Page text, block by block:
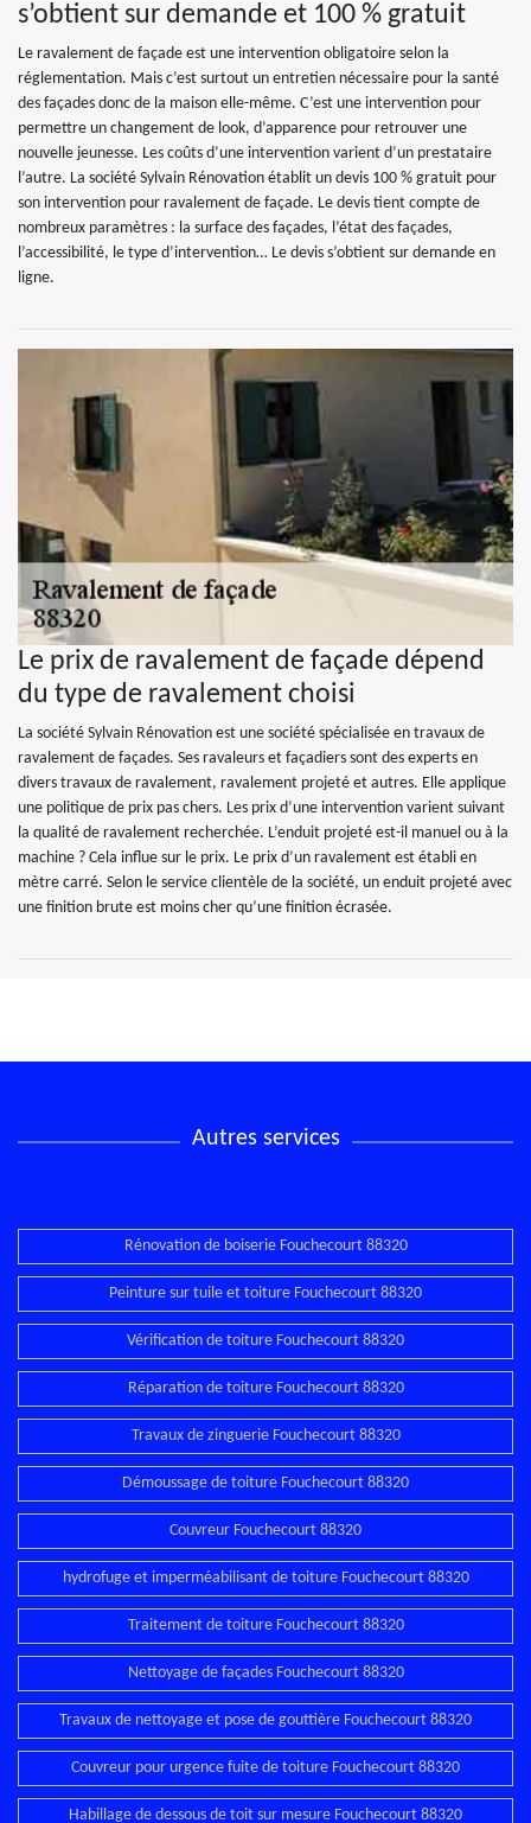
s’obtient sur demande et 100 % gratuit
Le ravalement de façade est une intervention obligatoire selon la
réglementation. Mais c’est surtout un entretien nécessaire pour la santé
des façades donc de la maison elle-même. C’est une intervention pour
permettre un changement de look, d’apparence pour retrouver une
nouvelle jeunesse. Les coûts d’une intervention varient d’un prestataire
l’autre. La société Sylvain Rénovation établit un devis 100 % gratuit pour
son intervention pour ravalement de façade. Le devis tient compte de
nombreux paramètres : la surface des façades, l’état des façades,
l’accessibilité, le type d’intervention… Le devis s’obtient sur demande en
ligne.
Le prix de ravalement de façade dépend
du type de ravalement choisi
La société Sylvain Rénovation est une société spécialisée en travaux de
ravalement de façades. Ses ravaleurs et façadiers sont des experts en
divers travaux de ravalement, ravalement projeté et autres. Elle applique
une politique de prix pas chers. Les prix d’une intervention varient suivant
la qualité de ravalement recherchée. L’enduit projeté est-il manuel ou à la
machine ? Cela influe sur le prix. Le prix d’un ravalement est établi en
mètre carré. Selon le service clientèle de la société, un enduit projeté avec
une finition brute est moins cher qu’une finition écrasée.
Autres services
Rénovation de boiserie Fouchecourt 88320
Peinture sur tuile et toiture Fouchecourt 88320
Vérification de toiture Fouchecourt 88320
Réparation de toiture Fouchecourt 88320
Travaux de zinguerie Fouchecourt 88320
Démoussage de toiture Fouchecourt 88320
Couvreur Fouchecourt 88320
hydrofuge et imperméabilisant de toiture Fouchecourt 88320
Traitement de toiture Fouchecourt 88320
Nettoyage de façades Fouchecourt 88320
Travaux de nettoyage et pose de gouttière Fouchecourt 88320
Couvreur pour urgence fuite de toiture Fouchecourt 88320
Habillage de dessous de toit sur mesure Fouchecourt 88320